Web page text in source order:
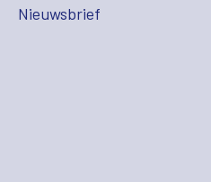
Nieuwsbrief